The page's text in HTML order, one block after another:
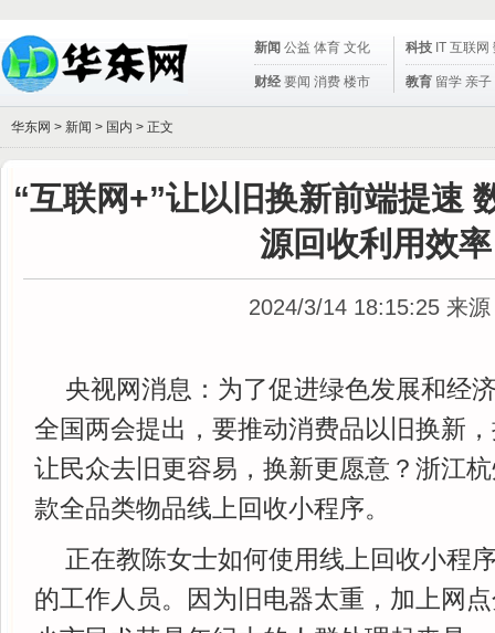
新闻 公益 体育 文化
财经 要闻 消费 楼市
科技 IT 互联网
教育 留学 亲子
华东网 > 新闻 > 国内 > 正文
“互联网+”让以旧换新前端提速
源回收利用效率
2024/3/14 18:15:25 来
央视网消息：为了促进绿色发展和经
全国两会提出，要推动消费品以旧换新
让民众去旧更容易，换新更愿意？浙江
款全品类物品线上回收小程序。
正在教陈女士如何使用线上回收小程
的工作人员。因为旧电器太重，加上网